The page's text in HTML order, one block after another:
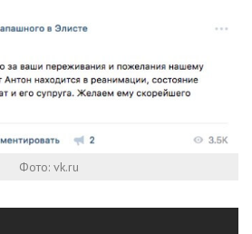
Фото: vk.ru